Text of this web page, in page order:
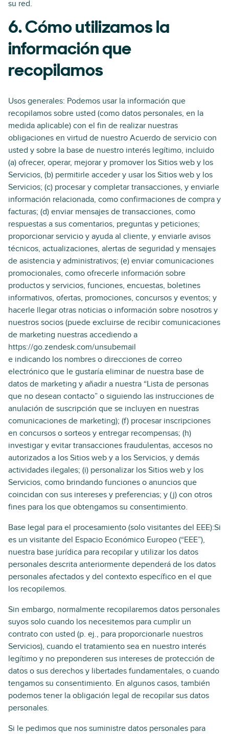
su red.
6. Cómo utilizamos la
información que
recopilamos
Usos generales: Podemos usar la información que
recopilamos sobre usted (como datos personales, en la
medida aplicable) con el fin de realizar nuestras
obligaciones en virtud de nuestro Acuerdo de servicio con
usted y sobre la base de nuestro interés legítimo, incluido
(a) ofrecer, operar, mejorar y promover los Sitios web y los
Servicios, (b) permitirle acceder y usar los Sitios web y los
Servicios; (c) procesar y completar transacciones, y enviarle
información relacionada, como confirmaciones de compra y
facturas; (d) enviar mensajes de transacciones, como
respuestas a sus comentarios, preguntas y peticiones;
proporcionar servicio y ayuda al cliente, y enviarle avisos
técnicos, actualizaciones, alertas de seguridad y mensajes
de asistencia y administrativos; (e) enviar comunicaciones
promocionales, como ofrecerle información sobre
productos y servicios, funciones, encuestas, boletines
informativos, ofertas, promociones, concursos y eventos; y
hacerle llegar otras noticias o información sobre nosotros y
nuestros socios (puede excluirse de recibir comunicaciones
de marketing nuestras accediendo a
https://go.zendesk.com/unsubemail
e indicando los nombres o direcciones de correo
electrónico que le gustaría eliminar de nuestra base de
datos de marketing y añadir a nuestra “Lista de personas
que no desean contacto” o siguiendo las instrucciones de
anulación de suscripción que se incluyen en nuestras
comunicaciones de marketing); (f) procesar inscripciones
en concursos o sorteos y entregar recompensas; (h)
investigar y evitar transacciones fraudulentas, accesos no
autorizados a los Sitios web y a los Servicios, y demás
actividades ilegales; (i) personalizar los Sitios web y los
Servicios, como brindando funciones o anuncios que
coincidan con sus intereses y preferencias; y (j) con otros
fines para los que obtengamos su consentimiento.
Base legal para el procesamiento (solo visitantes del EEE):Si
es un visitante del Espacio Económico Europeo (“EEE”),
nuestra base jurídica para recopilar y utilizar los datos
personales descrita anteriormente dependerá de los datos
personales afectados y del contexto específico en el que
los recopilemos.
Sin embargo, normalmente recopilaremos datos personales
suyos solo cuando los necesitemos para cumplir un
contrato con usted (p. ej., para proporcionarle nuestros
Servicios), cuando el tratamiento sea en nuestro interés
legítimo y no preponderen sus intereses de protección de
datos o sus derechos y libertades fundamentales, o cuando
tengamos su consentimiento. En algunos casos, también
podemos tener la obligación legal de recopilar sus datos
personales.
Si le pedimos que nos suministre datos personales para